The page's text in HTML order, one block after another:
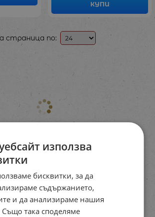
КУПИ
страница по:
използва
бисквитки, за да
съдържанието,
и да анализираме нашия
Също така споделяме